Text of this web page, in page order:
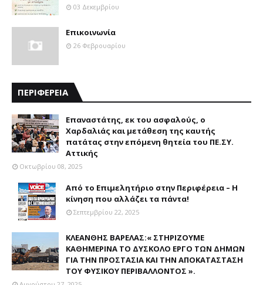
03 Δεκεμβρίου
Επικοινωνία
26 Φεβρουαρίου
ΠΕΡΙΦΕΡΕΙΑ
Επαναστάτης, εκ του ασφαλούς, ο
Χαρδαλιάς και μετάθεση της καυτής
πατάτας στην επόμενη θητεία του ΠΕ.ΣΥ.
Αττικής
Οκτωβρίου 08, 2025
Από το Επιμελητήριο στην Περιφέρεια – Η
κίνηση που αλλάζει τα πάντα!
Σεπτεμβρίου 22, 2025
ΚΛΕΑΝΘΗΣ ΒΑΡΕΛΑΣ:« ΣΤΗΡΙΖΟΥΜΕ
ΚΑΘΗΜΕΡΙΝΑ ΤΟ ΔΥΣΚΟΛΟ ΕΡΓΟ ΤΩΝ ΔΗΜΩΝ
ΓΙΑ ΤΗΝ ΠΡΟΣΤΑΣΙΑ ΚΑΙ ΤΗΝ ΑΠΟΚΑΤΑΣΤΑΣΗ
ΤΟΥ ΦΥΣΙΚΟΥ ΠΕΡΙΒΑΛΛΟΝΤΟΣ ».